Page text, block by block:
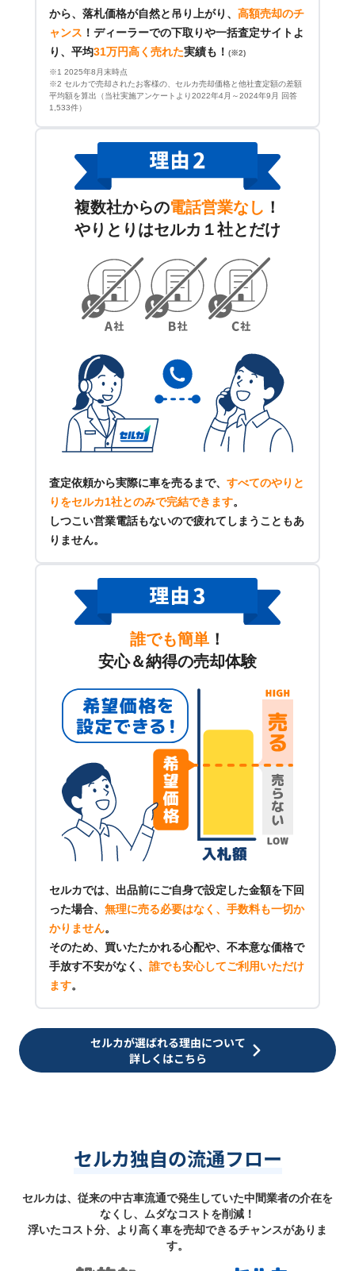
から、落札価格が自然と吊り上がり、 高額売却のチ
ャンス ！ ディーラーでの下取りや一括査定サイトよ
り、平均31万円高く売れた実績も！ (※2)
※1 2025年8月末時点
※2 セルカで売却されたお客様の、セルカ売却価格と他社査定額の差額
平均額を算出（当社実施アンケートより2022年4月～2024年9月 回答
1,533件）
複数社からの電話営業なし ！
やりとりはセルカ１社とだけ
査定依頼から実際に車を売るまで、 すべてのやりと
りをセルカ1社とのみで完結できます。
しつこい営業電話もないので疲れてしまうこともあ
りません。
誰でも簡単 ！
安心＆納得の売却体験
セルカでは、出品前にご自身で設定した金額を下回
った場合、 無理に売る必要はなく、手数料も一切か
かりません。
そのため、買いたたかれる心配や、不本意な価格で
手放す不安がなく、 誰でも安心してご利用いただけ
ます。
セルカが選ばれる理由について
詳しくはこちら
セルカ独自の流通フロー
セルカは、従来の中古車流通で発生していた中間業者の介在を
なくし、ムダなコストを削減！
浮いたコスト分、より高く車を売却できるチャンスがありま
す。